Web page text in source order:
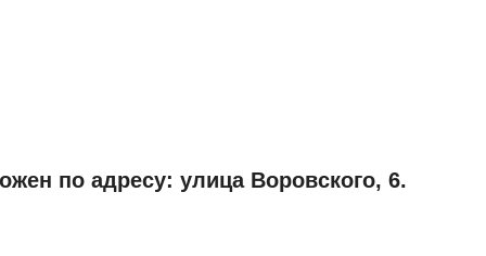
по адресу: улица Воровского, 6.